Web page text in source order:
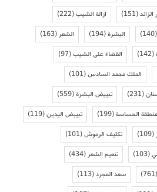
الزائد(151) ازالة الشيب(222)
(140) البشرة(194) الشعر(163)
(142) القضاء على الشيب(97)
الملك محمد السادس(101)
(231) تبييض البشرة(559)
الحساسة(199) تبييض اليدين(119)
(109) تكثيف الرموش(101)
(103) تنعيم الشعر(434)
(761) سعد المجرد(113)